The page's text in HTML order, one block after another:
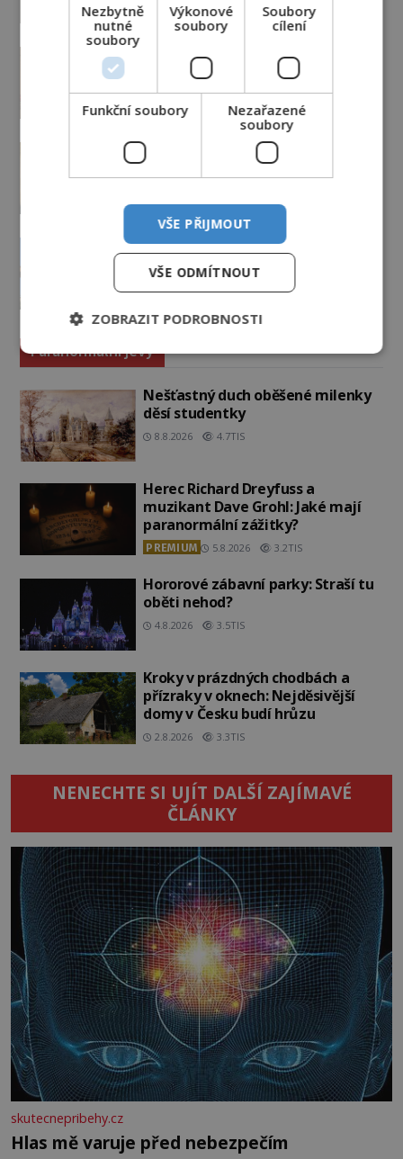
7.8.2026 5.2TIS
Ztracený hrob svatého Mikuláše:
Tajná výprava, která odnesla
nejslavnější relikvii do Itálie
7.8.2026 2.7TIS
Kam zmizely ostatky světců?
Relikvie, které putují Evropou a
dodnes budí úžas
6.8.2026 3.2TIS
Železný zázrak z Indie: Proč tento
sloup už 1 600 let nezná rez?
Paranormální jevy
Nešťastný duch oběšené milenky
děsí studentky
8.8.2026 4.7TIS
Herec Richard Dreyfuss a
muzikant Dave Grohl: Jaké mají
paranormální zážitky?
PREMIUM 5.8.2026 3.2TIS
Hororové zábavní parky: Straší tu
oběti nehod?
4.8.2026 3.5TIS
Kroky v prázdných chodbách a
přízraky v oknech: Nejděsivější
domy v Česku budí hrůzu
2.8.2026 3.3TIS
NENECHTE SI UJÍT DALŠÍ ZAJÍMAVÉ
ČLÁNKY
skutecnepribehy.cz
Hlas mě varuje před nebezpečím
Nezbytně
nutné
soubory
Výkonové
soubory
Soubory
cílení
Funkční soubory
Nezařazené
soubory
VŠE PŘIJMOUT
VŠE ODMÍTNOUT
ZOBRAZIT PODROBNOSTI